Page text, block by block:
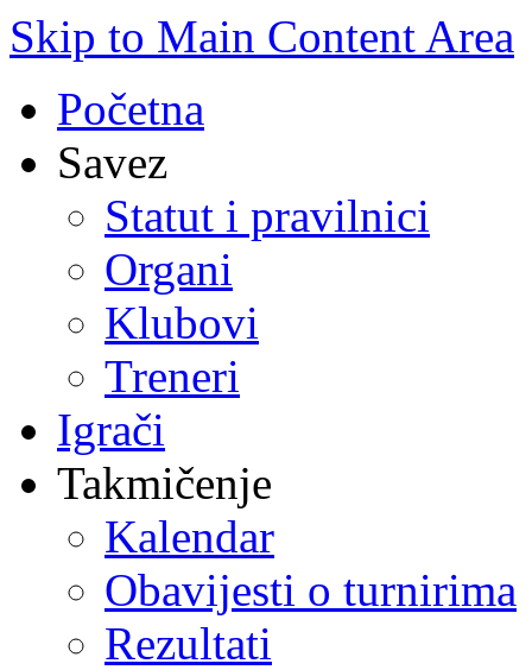
Skip to Main Content Area
Početna
Savez
Statut i pravilnici
Organi
Klubovi
Treneri
Igrači
Takmičenje
Kalendar
Obavijesti o turnirima
Rezultati